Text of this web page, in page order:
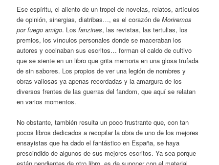
Ese espíritu, el aliento de un tropel de novelas, relatos, artículos
de opinión, sinergias, diatribas…, es el corazón deMoriremos
por fuego amigo. Losfanzines, las revistas, las tertulias, los
premios, los vínculos personales donde se maceraban los
autores y cocinaban sus escritos… forman el caldo de cultivo
que se siente en un libro que grita memoria en una glosa trufada
de sin sabores. Los propios de ver una legión de nombres y
obras valiosas ya apenas recordadas y la amargura de los
diversos frentes de las guerras del fandom, que aquí se relatan
en varios momentos.
No obstante, también resulta un poco frustrante que, con tan
pocos libros dedicados a recopilar la obra de uno de los mejores
ensayistas que ha dado el fantástico en España, se haya
prescindido de algunos de sus mejores escritos. Ya sea porque